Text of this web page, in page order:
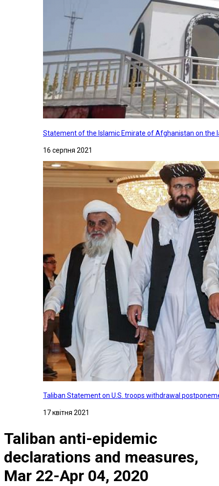
Statement of the Islamic Emirate of Afghanistan on
16 серпня 2021
Taliban Statement on U.S. troops withdrawal
17 квітня 2021
Taliban anti-epidemic
declarations and measures,
Mar 22-Apr 04, 2020